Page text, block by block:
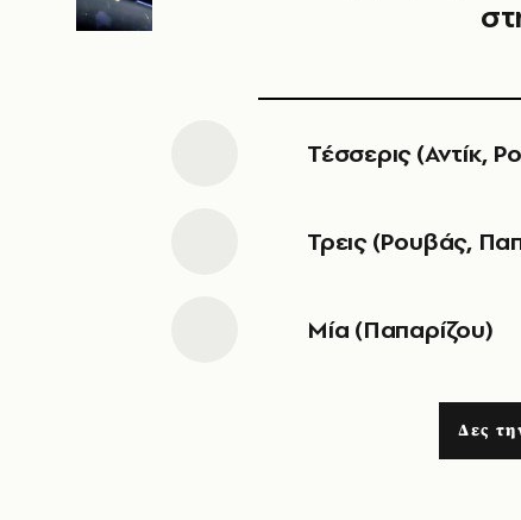
Τέσσερις (Αντίκ,
Τρεις (Ρουβάς,
Μία (Παπαρίζου)
Δες